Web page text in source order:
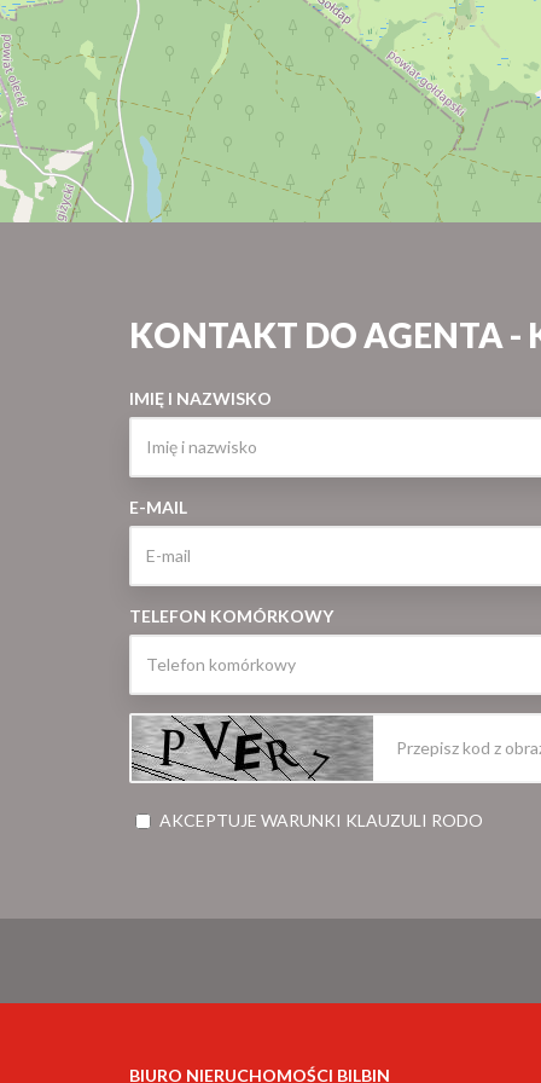
KONTAKT DO AGENTA -
IMIĘ I NAZWISKO
E-MAIL
TELEFON KOMÓRKOWY
AKCEPTUJE WARUNKI KLAUZULI RODO
BIURO NIERUCHOMOŚCI BILBIN